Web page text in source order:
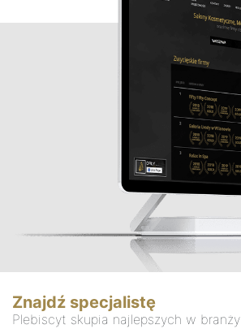
Znajdź specjalistę
Plebiscyt skupia najlepszych w branży